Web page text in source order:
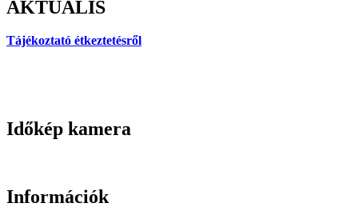
AKTUÁLIS
Tájékoztató étkeztetésről
Időkép kamera
Információk